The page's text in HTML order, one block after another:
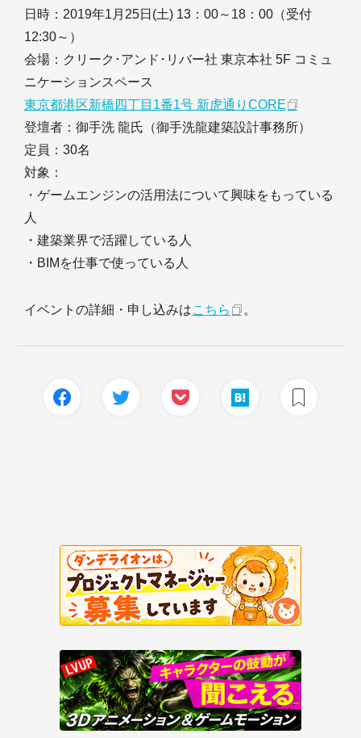
日時：2019年1月25日(土) 13：00～18：00（受付
12:30～）
会場：クリーク･アンド･リバー社 東京本社 5F コミュ
ニケーションスペース
東京都港区新橋四丁目1番1号 新虎通りCORE
登壇者：御手洗 龍氏（御手洗龍建築設計事務所）
定員：30名
対象：
・ゲームエンジンの活用法について興味をもっている
人
・建築業界で活躍している人
・BIMを仕事で使っている人
イベントの詳細・申し込みはこちら 。